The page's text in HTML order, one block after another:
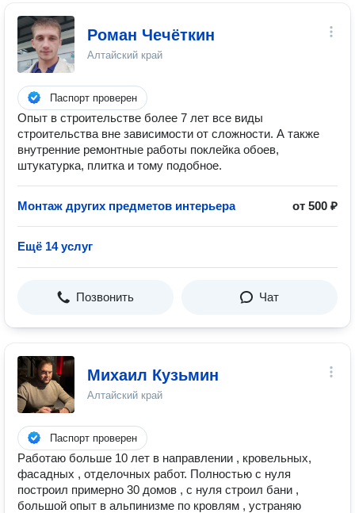
Роман Чечëткин
Алтайский край
Паспорт проверен
Опыт в строительстве более 7 лет все виды
строительства вне зависимости от сложности. А также
внутренние ремонтные работы поклейка обоев,
штукатурка, плитка и тому подобное.
Монтаж других предметов интерьера от 500 ₽
Ещё 14 услуг
Позвонить Чат
Михаил Кузьмин
Алтайский край
Паспорт проверен
Работаю больше 10 лет в направлении , кровельных,
фасадных , отделочных работ. Полностью с нуля
построил примерно 30 домов , с нуля строил бани ,
большой опыт в альпинизме по кровлям , устраняю